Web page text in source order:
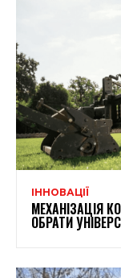
ІННОВАЦІЇ
МЕХАНІЗАЦІЯ
ОБРАТИ